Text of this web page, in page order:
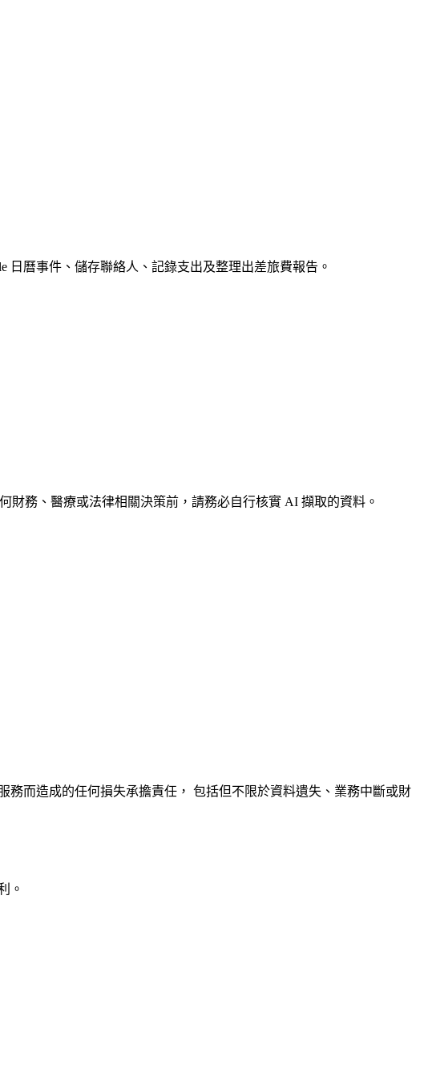
曆事件、儲存聯絡人、記錄支出及整理出差旅費報告。
財務、醫療或法律相關決策前，請務必自行核實 AI 擷取的資料。
而造成的任何損失承擔責任， 包括但不限於資料遺失、業務中斷或財
。